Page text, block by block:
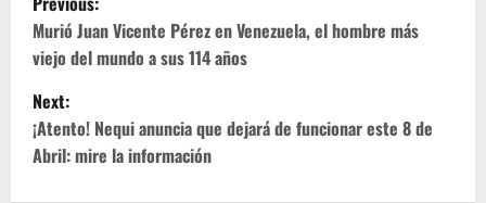
o
s
t
n
Murió Juan Vicente Pérez en Venezuela, el hombre más
viejo del mundo a sus 114 años
Next:
¡Atento! Nequi anuncia que dejará de funcionar este 8 de
Abril: mire la información